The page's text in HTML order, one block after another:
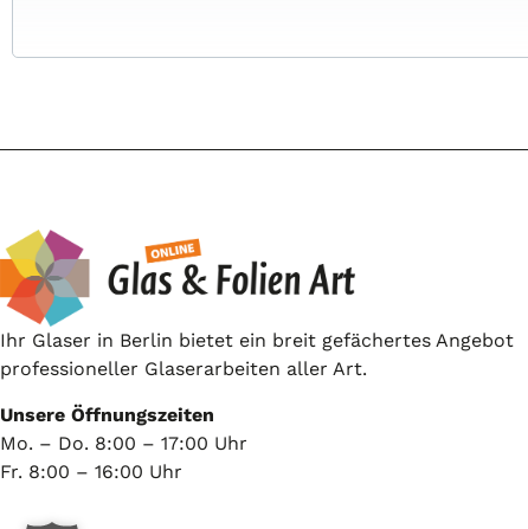
Ihr Glaser in Berlin bietet ein breit gefächertes Angebot
professioneller Glaserarbeiten aller Art.
Unsere Öffnungszeiten
Mo. – Do. 8:00 – 17:00 Uhr
Fr. 8:00 – 16:00 Uhr